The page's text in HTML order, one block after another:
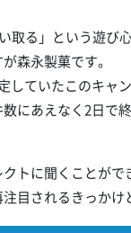
取る」という遊び
森永製菓です。
していたこのキャ
にあえなく2日で
トに聞くことがで
目されるきっかけ